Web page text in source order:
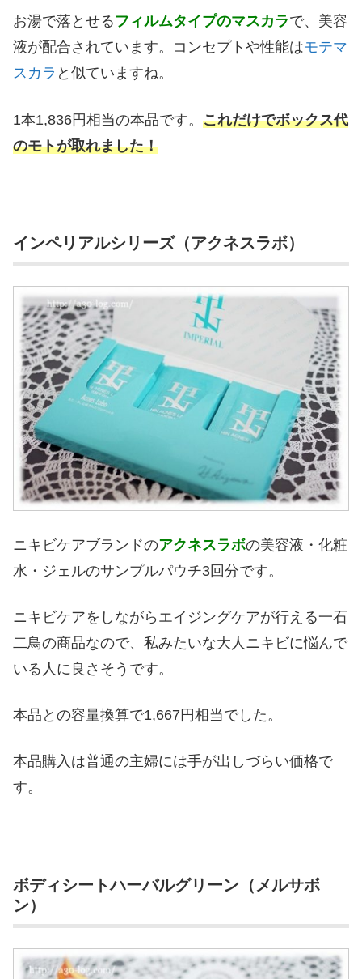
お湯で落とせる フィルムタイプのマスカラで、美容
液が配合されています。コンセプトや性能はモテマ
スカラ と似ていますね。
1本1,836円相当の本品です。 これだけでボックス代
のモトが取れました！
インペリアルシリーズ（アクネスラボ）
ニキビケアブランドのアクネスラボの美容液・化粧
水・ジェルのサンプルパウチ3回分です。
ニキビケアをしながらエイジングケアが行える一石
二鳥の商品なので、私みたいな大人ニキビに悩んで
いる人に良さそうです。
本品との容量換算で1,667円相当でした。
本品購入は普通の主婦には手が出しづらい価格で
す。
ボディシートハーバルグリーン（メルサボ
ン）